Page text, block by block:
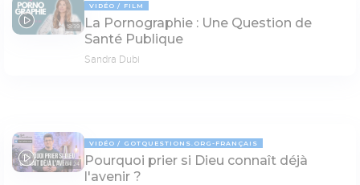
18:39
VIDÉO FILM
La Pornographie : Une Question de
Santé Publique
Sandra Dubi
04:24
VIDÉO GOTQUESTIONS.ORG-FRANÇAIS
Pourquoi prier si Dieu connaît déjà
l'avenir ?